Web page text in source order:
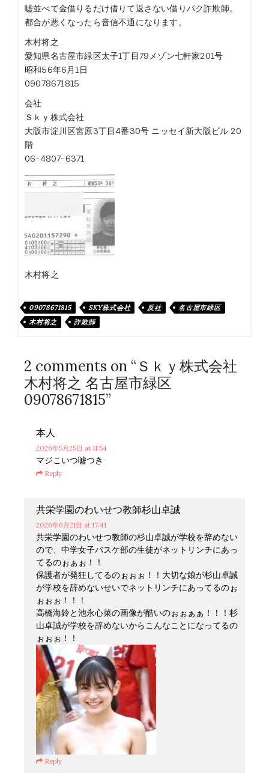
嘘並べて金借りるだけ借りて返さない借りパク詐欺師。
都合が悪くなったら音信不通になります。
木村将之
愛知県名古屋市緑区太子1丁目79メゾン七軒家201号
昭和56年6月1日
09078671815
会社
Ｓｋｙ株式会社
大阪市淀川区宮原3丁目4番30号 ニッセイ新大阪ビル 20
階
06-4807-6371
木村将之
09078671815 SKY株式会社 反社
名古屋市緑区
木村将之
詐欺師
2 comments on “Ｓｋｙ株式会社
木村将之 名古屋市緑区
09078671815”
本人
2026年5月25日 at 11:54
マジこいつ嘘つき
Reply
共栄学園のわいせつ教師杉山卓誠
2026年6月21日 at 17:41
共栄学園のわいせつ教師の杉山卓誠が学校を辞めない
ので、中学女子バスケ部の生徒がネットリンチにあっ
てるのぉぁぉ！！
保護者が発狂してるのぉぉぉ！！大切な娘が杉山卓誠
が学校を辞めないせいでネットリンチにあってるのぉ
ぉぉぉ！！！
高橋海鈴と池永心菜の画像が酷いのぉぉぁぁ！！！杉
山卓誠が学校を辞めないからこんなことになってるの
ぉぉぉ！！
Reply